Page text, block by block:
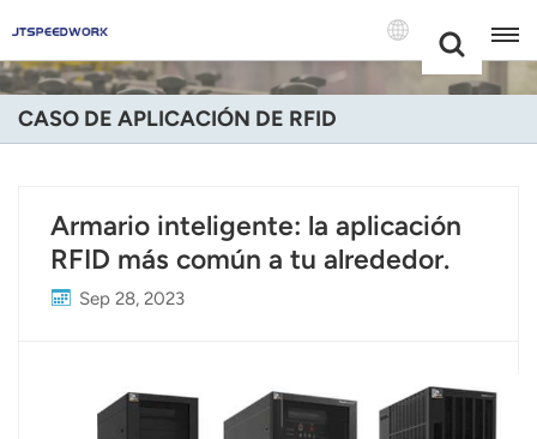
+86 -18681515767
English
Deutsch
Español
CASO DE APLICACIÓN DE RFID
Armario inteligente: la aplicación
RFID más común a tu alrededor.
Sep 28, 2023